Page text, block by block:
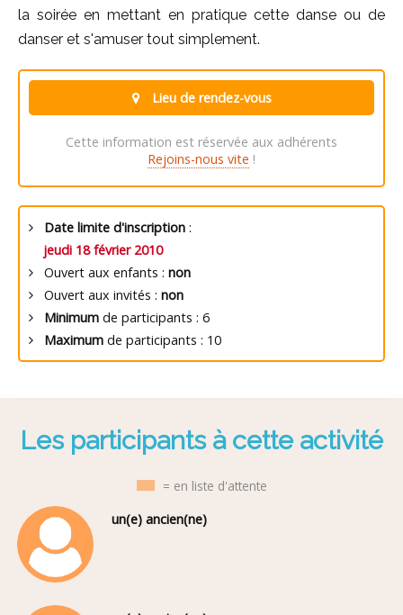
la soirée en mettant en pratique cette danse ou de
danser et s'amuser tout simplement.
Lieu de rendez-vous
Cette information est réservée aux adhérents
Rejoins-nous vite !
Date limite d'inscription :
jeudi 18 février 2010
Ouvert aux enfants : non
Ouvert aux invités : non
Minimum de participants : 6
Maximum de participants : 10
Les participants à cette activité
= en liste d'attente
un(e) ancien(ne)